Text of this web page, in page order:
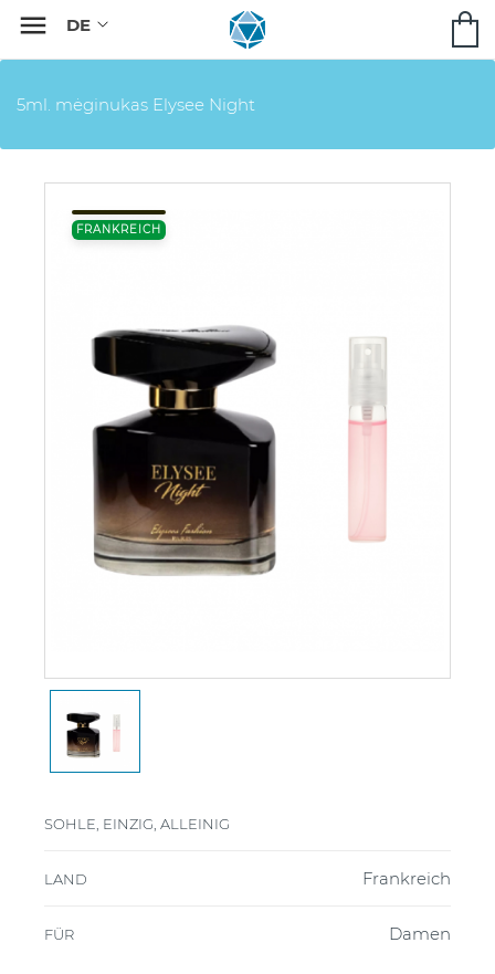

5ml. mėginukas Elysee Night
FRANKREICH
SOHLE, EINZIG, ALLEINIG
LAND Frankreich
FÜR Damen